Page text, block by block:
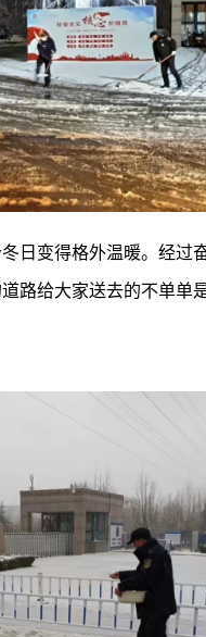
日变得格外温暖。经过
路给大家送去的不单单